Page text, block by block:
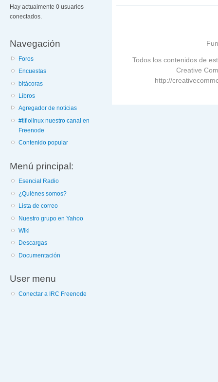
Hay actualmente 0 usuarios
conectados.
Navegación
Foros
Encuestas
bitácoras
Libros
Agregador de noticias
#tiflolinux nuestro canal en
Freenode
Contenido popular
Menú principal:
Esencial Radio
¿Quiénes somos?
Lista de correo
Nuestro grupo en Yahoo
Wiki
Descargas
Documentación
User menu
Conectar a IRC Freenode
Todos los contenidos de
Creative
http://